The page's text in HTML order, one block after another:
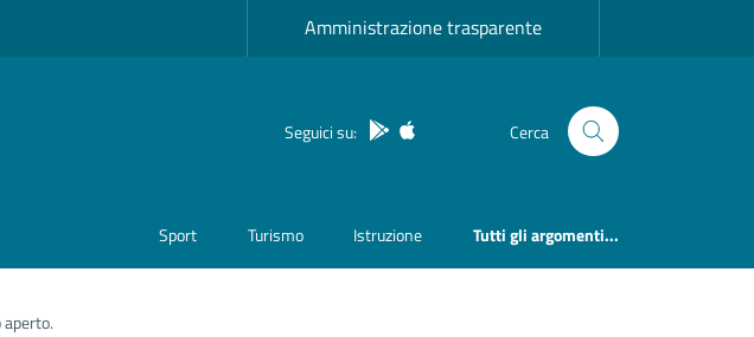
Amministrazione trasparente
Seguici su: App Android
App IOS Cerca
Sport Turismo Istruzione Tutti gli argomenti...